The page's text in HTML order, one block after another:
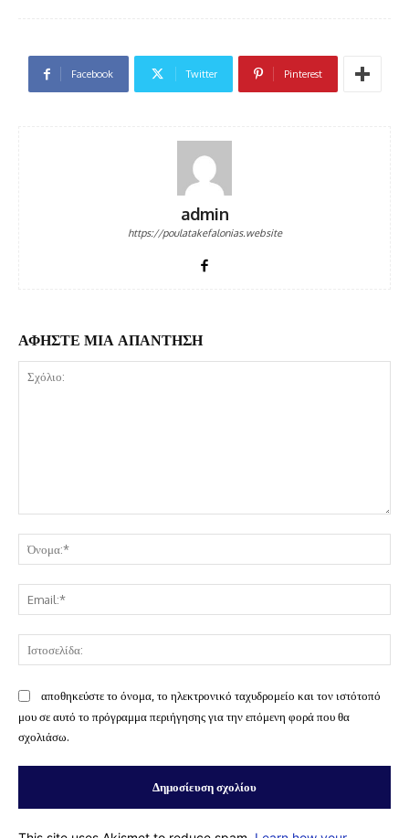
Facebook Twitter Pinterest
admin
https://poulatakefalonias.website
ΑΦΗΣΤΕ ΜΙΑ ΑΠΑΝΤΗΣΗ
αποθηκεύστε το όνομα, το ηλεκτρονικό ταχυδρομείο και τον ιστότοπό
μου σε αυτό το πρόγραμμα περιήγησης για την επόμενη φορά που θα
σχολιάσω.